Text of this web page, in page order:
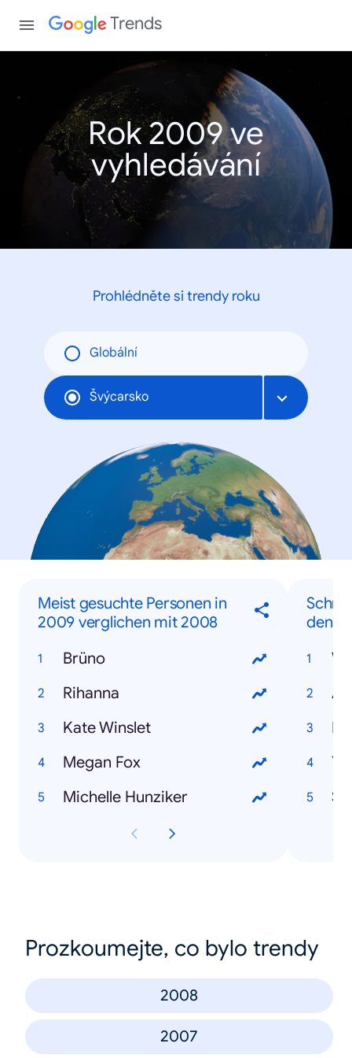
Trends
Rok 2009 ve
vyhledávání
Prohlédněte si trendy roku
Globální
Švýcarsko
Meist gesuchte Personen in
2009 verglichen mit 2008
Brüno
Rihanna
Kate Winslet
Megan Fox
Michelle Hunziker
den
Prozkoumejte, co bylo trendy
2008
2007